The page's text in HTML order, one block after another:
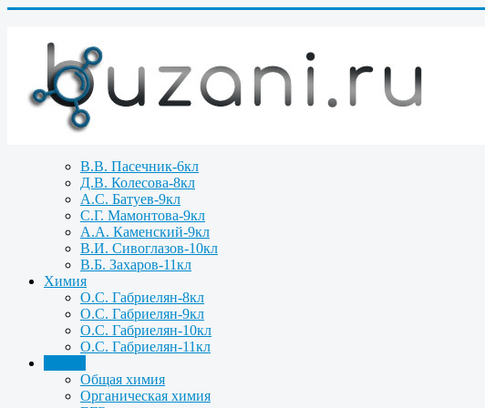
В.В. Пасечник-6кл
Д.В. Колесова-8кл
А.С. Батуев-9кл
С.Г. Мамонтова-9кл
А.А. Каменский-9кл
В.И. Сивоглазов-10кл
В.Б. Захаров-11кл
Химия
О.С. Габриелян-8кл
О.С. Габриелян-9кл
О.С. Габриелян-10кл
О.С. Габриелян-11кл
Общая химия
Органическая химия